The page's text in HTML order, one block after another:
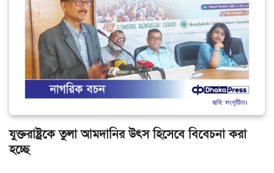
যুক্তরাষ্ট্রকে তুলা আমদানির উৎস হিসেবে বিবেচনা করা
হচ্ছে